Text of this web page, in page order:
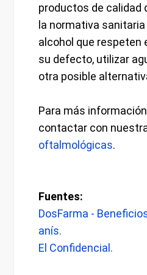
productos de calidad
la normativa
alcohol que respeten
su defecto, utilizar
otra posible
Para más
contactar con
oftalmológicas.
Fuentes:
DosFarma -
anís.
El Confidencial.